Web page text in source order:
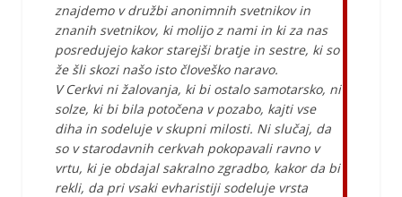
znajdemo v družbi anonimnih svetnikov in
znanih svetnikov, ki molijo z nami in ki za nas
posredujejo kakor starejši bratje in sestre, ki so
že šli skozi našo isto človeško naravo.
V Cerkvi ni žalovanja, ki bi ostalo samotarsko, ni
solze, ki bi bila potočena v pozabo, kajti vse
diha in sodeluje v skupni milosti. Ni slučaj, da
so v starodavnih cerkvah pokopavali ravno v
vrtu, ki je obdajal sakralno zgradbo, kakor da bi
rekli, da pri vsaki evharistiji sodeluje vrsta